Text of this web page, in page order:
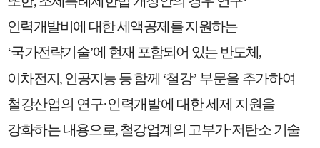
인력개발비에 대한 세액공제를 지원하는
‘국가전략기술’에 현재 포함되어 있는 반도체 ,
이차전지 , 인공지능 등 함께 ‘철강’ 부문을 추가하여
철강산업의 연구·인력개발에 대한 세제 지원을
강화하는 내용으로,철강업계의 고부가·저탄소 기술